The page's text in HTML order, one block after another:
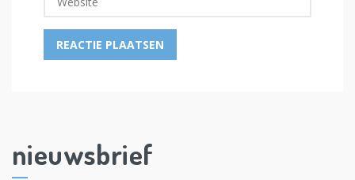
nieuwsbrief